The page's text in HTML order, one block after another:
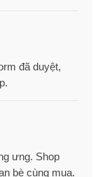
đã duyệt,
ưng. Shop
bè cùng mua.